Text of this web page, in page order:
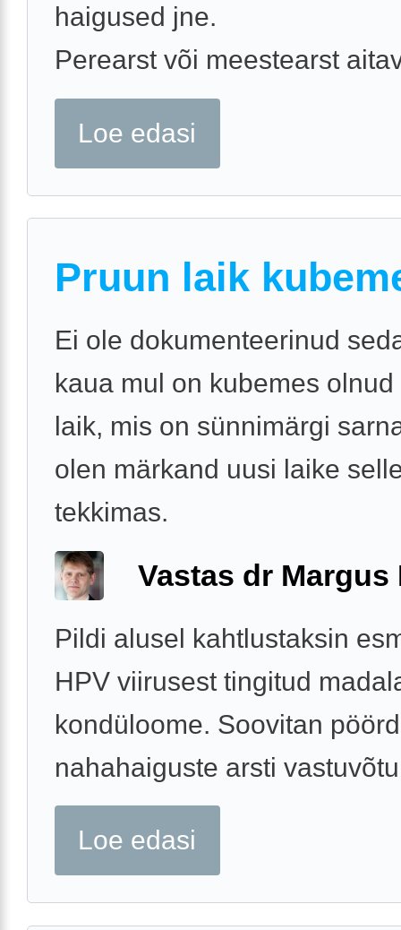
haigused jne.
Perearst või meestearst
Loe edasi
Pruun laik
Ei ole dokumenteerinud
kaua mul on kubemes
laik, mis on sünnimärgi
olen märkand uusi laike
tekkimas.
Vastas dr Margus
Pildi alusel kahtlustaksin
HPV viirusest tingitud
kondüloome. Soovitan
nahahaiguste arsti
Loe edasi